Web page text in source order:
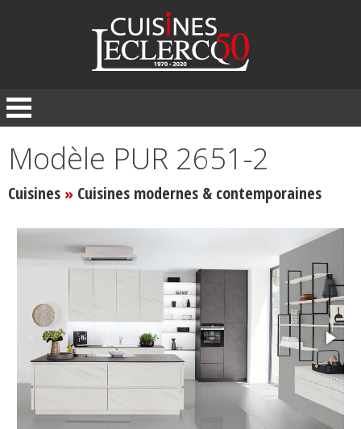
Modèle PUR 2651-2
Cuisines » Cuisines modernes & contemporaines